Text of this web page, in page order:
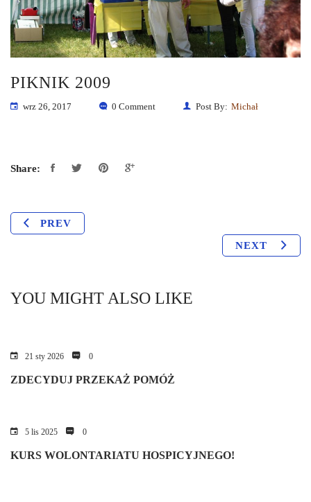
PIKNIK 2009
wrz 26, 2017 0 Comment Post By: Michał
Share:
PREV
NEXT
YOU MIGHT ALSO LIKE
21 sty 2026 0
ZDECYDUJ PRZEKAŻ POMÓŻ
5 lis 2025 0
KURS WOLONTARIATU HOSPICYJNEGO!